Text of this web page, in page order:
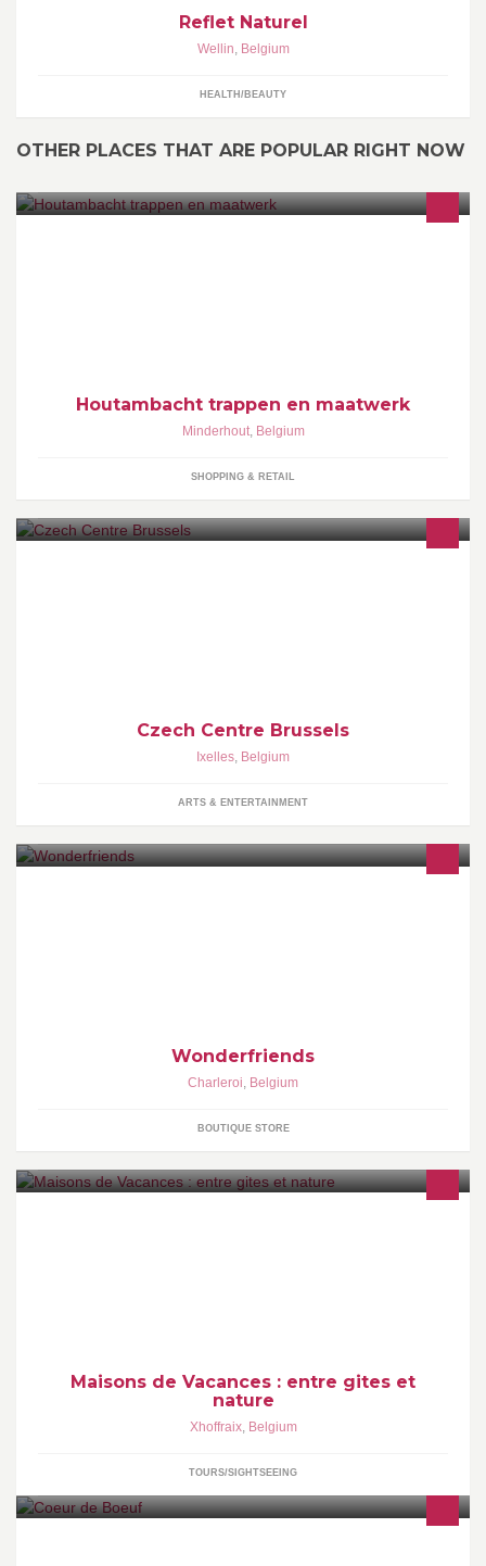
Reflet Naturel
Wellin, Belgium
HEALTH/BEAUTY
OTHER PLACES THAT ARE POPULAR RIGHT NOW
Houtambacht trappen en maatwerk
Minderhout, Belgium
SHOPPING & RETAIL
Czech Centre Brussels
Ixelles, Belgium
ARTS & ENTERTAINMENT
Wonderfriends
Charleroi, Belgium
BOUTIQUE STORE
Maisons de Vacances : entre gites et
nature
Xhoffraix, Belgium
TOURS/SIGHTSEEING